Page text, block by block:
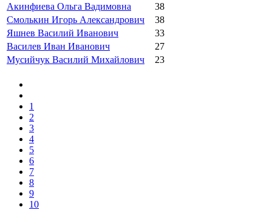
Акинфиева Ольга Вадимовна
38
Смолькин Игорь Александрович
38
Яшнев Василий Иванович
33
Василев Иван Иванович
27
Мусийчук Василий Михайлович
23
1
2
3
4
5
6
7
8
9
10